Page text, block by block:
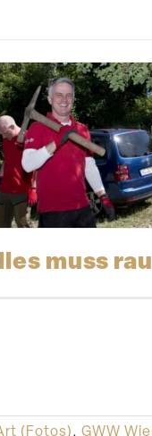
muss
(Fotos), GWW